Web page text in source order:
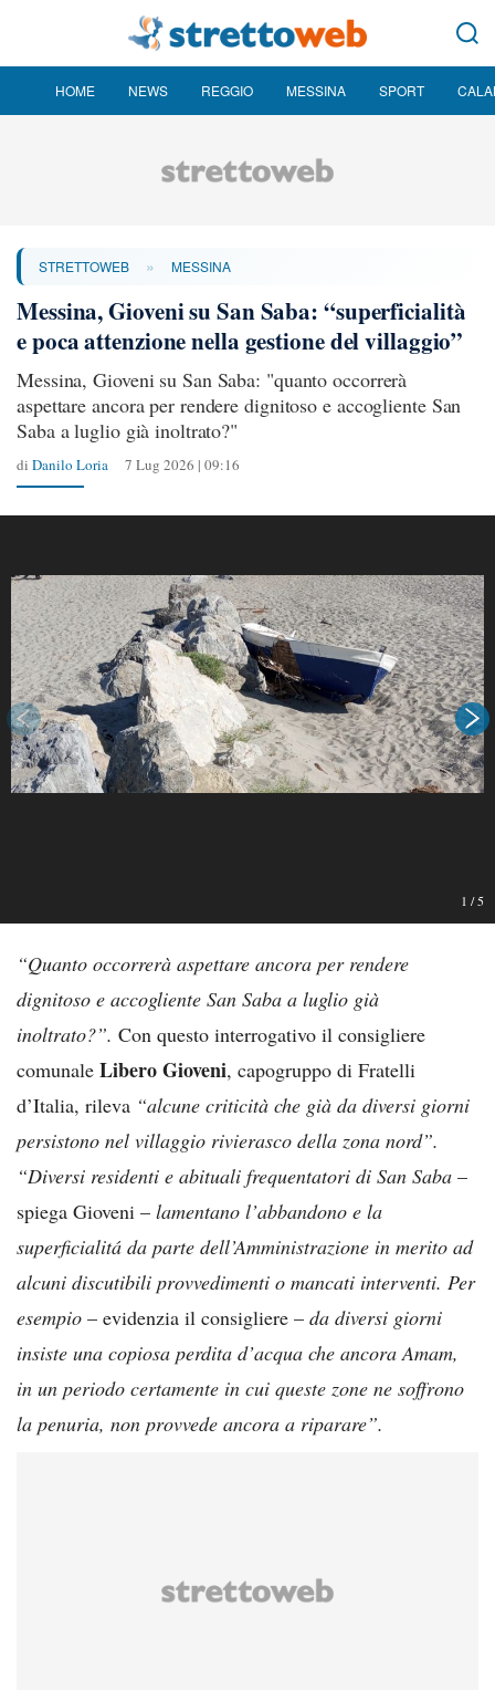
HOME NEWS REGGIO MESSINA SPORT
STRETTOWEB » MESSINA
Messina, Gioveni su San Saba: “superficialità
e poca attenzione nella gestione del villaggio”
Messina, Gioveni su San Saba: "quanto occorrerà
aspettare ancora per rendere dignitoso e accogliente San
Saba a luglio già inoltrato?"
di Danilo Loria 7 Lug 2026 | 09:16
1 /5
“Quanto occorrerà aspettare ancora per rendere
dignitoso e accogliente San Saba a luglio già
inoltrato?”. Con questo interrogativo il consigliere
comunale Libero Gioveni, capogruppo di Fratelli
d’Italia, rileva “alcune criticità che già da diversi giorni
persistono nel villaggio rivierasco della zona nord”.
“Diversi residenti e abituali frequentatori di San Saba –
spiega Gioveni – lamentano l’abbandono e la
superficialitá da parte dell’Amministrazione in merito ad
alcuni discutibili provvedimenti o mancati interventi. Per
esempio – evidenzia il consigliere – da diversi giorni
insiste una copiosa perdita d’acqua che ancora Amam,
in un periodo certamente in cui queste zone ne soffrono
la penuria, non provvede ancora a riparare”.